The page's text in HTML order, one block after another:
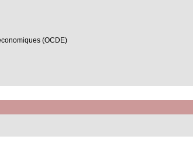
(OCDE)